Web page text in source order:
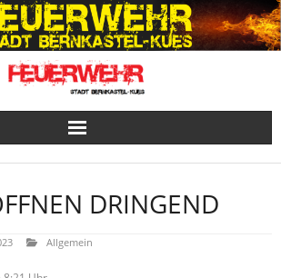
DRINGEND
Allgemein